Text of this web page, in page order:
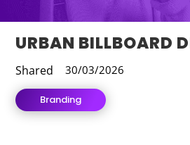
URBAN BILLBOARD
Shared 30/03/2026
Branding